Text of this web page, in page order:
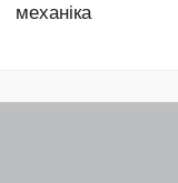
механіка